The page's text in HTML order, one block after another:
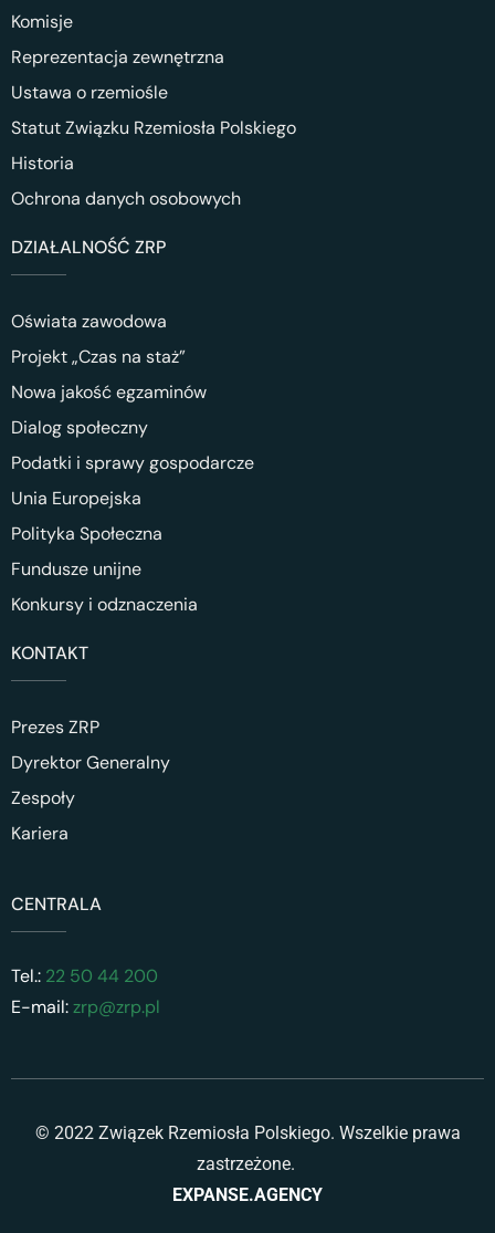
Komisje
Reprezentacja zewnętrzna
Ustawa o rzemiośle
Statut Związku Rzemiosła Polskiego
Historia
Ochrona danych osobowych
DZIAŁALNOŚĆ ZRP
Oświata zawodowa
Projekt „Czas na staż”
Nowa jakość egzaminów
Dialog społeczny
Podatki i sprawy gospodarcze
Unia Europejska
Polityka Społeczna
Fundusze unijne
Konkursy i odznaczenia
KONTAKT
Prezes ZRP
Dyrektor Generalny
Zespoły
Kariera
CENTRALA
Tel.: 22 50 44 200
E-mail:zrp@zrp.pl
© 2022 Związek Rzemiosła Polskiego. Wszelkie prawa
zastrzeżone.
EXPANSE.AGENCY